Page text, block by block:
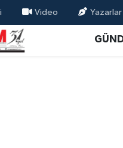
Video Yazarlar